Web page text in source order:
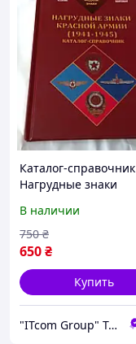
Каталог-справочник
Нагрудные знаки
1945гг. No Brandrva
(hub_i9ags1)
В наличии
650₴
750 ₴
Купить
"ITcom Group" Technology Distribution